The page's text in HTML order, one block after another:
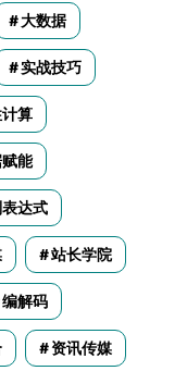
大数据
实战技巧
算
能
达式
站长学院
编解码
资讯传媒